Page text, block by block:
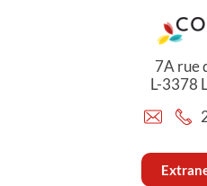
7A rue
L-3378